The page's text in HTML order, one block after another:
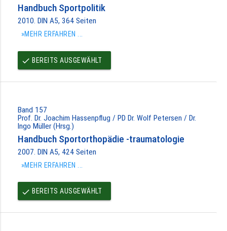
Handbuch Sportpolitik
2010. DIN A5, 364 Seiten
»MEHR ERFAHREN ...
done BEREITS AUSGEWÄHLT
Band 157
Prof. Dr. Joachim Hassenpflug / PD Dr. Wolf Petersen / Dr.
Ingo Müller (Hrsg.)
Handbuch Sportorthopädie -traumatologie
2007. DIN A5, 424 Seiten
»MEHR ERFAHREN ...
done BEREITS AUSGEWÄHLT